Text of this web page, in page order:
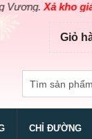
Xả kho giá Sốc
Giỏ
CHỈ ĐƯỜNG